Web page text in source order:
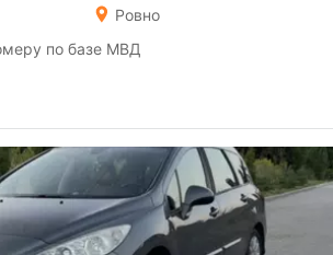
Ровно
по базе МВД